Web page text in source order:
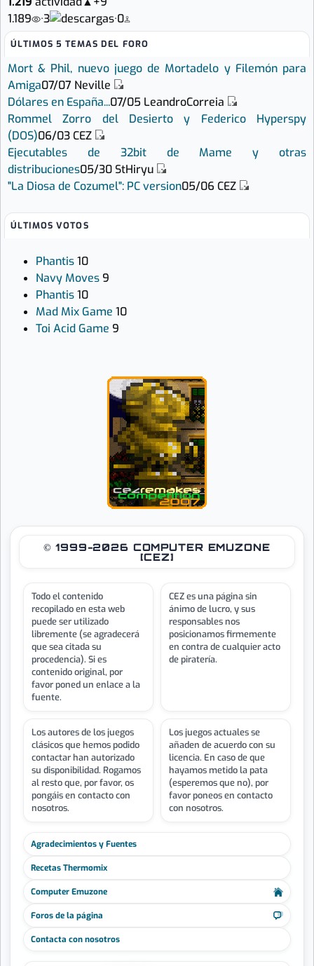
1.189
·3 ·0
ÚLTIMOS 5 TEMAS DEL FORO
Mort & Phil, nuevo juego de Mortadelo y Filemón para
Amiga07/07 Neville
Dólares en España...07/05 LeandroCorreia
Rommel Zorro del Desierto y Federico Hyperspy
(DOS)06/03CEZ
Ejecutables de 32bit de Mame y otras
distribuciones05/30 StHiryu
"La Diosa de Cozumel": PC version05/06 CEZ
ÚLTIMOS VOTOS
Phantis10
Navy Moves 9
Phantis10
Mad Mix Game 10
Toi Acid Game 9
© 1999-2026 COMPUTER EMUZONE
[CEZ]
Todo el contenido
recopilado en esta web
puede ser utilizado
libremente (se agradecerá
que sea citada su
procedencia). Si es
contenido original, por
favor poned un enlace a la
fuente.
CEZ es una página sin
ánimo de lucro, y sus
responsables nos
posicionamos firmemente
en contra de cualquier acto
de piratería.
Los autores de los juegos
clásicos que hemos podido
contactar han autorizado
su disponibilidad. Rogamos
al resto que, por favor, os
pongáis en contacto con
nosotros.
Los juegos actuales se
añaden de acuerdo con su
licencia. En caso de que
hayamos metido la pata
(esperemos que no), por
favor poneos en contacto
con nosotros.
Agradecimientos y Fuentes
Recetas Thermomix
Computer Emuzone
Foros de la página
Contacta con nosotros